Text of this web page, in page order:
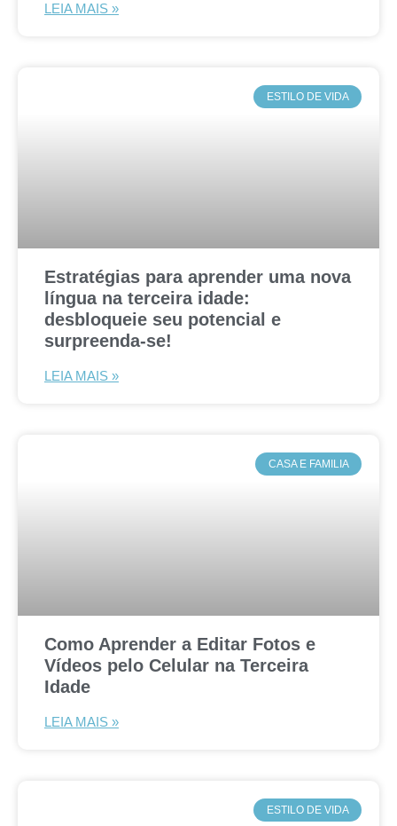
LEIA MAIS »
ESTILO DE VIDA
Estratégias para aprender uma nova
língua na terceira idade:
desbloqueie seu potencial e
surpreenda-se!
LEIA MAIS »
CASA E FAMILIA
Como Aprender a Editar Fotos e
Vídeos pelo Celular na Terceira
Idade
LEIA MAIS »
ESTILO DE VIDA